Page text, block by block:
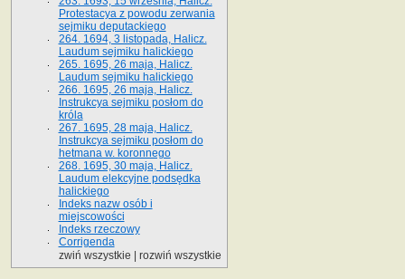
Protestacya z powodu zerwania
sejmiku deputackiego
264. 1694, 3 listopada, Halicz.
Laudum sejmiku halickiego
265. 1695, 26 maja, Halicz.
Laudum sejmiku halickiego
266. 1695, 26 maja, Halicz.
Instrukcya sejmiku posłom do
króla
267. 1695, 28 maja, Halicz.
Instrukcya sejmiku posłom do
hetmana w. koronnego
268. 1695, 30 maja, Halicz.
Laudum elekcyjne podsędka
halickiego
Indeks nazw osób i
miejscowości
Indeks rzeczowy
Corrigenda
zwiń wszystkie
rozwiń wszystkie